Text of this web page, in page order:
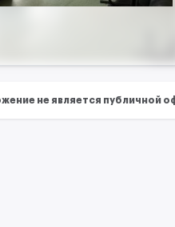
не является публичной